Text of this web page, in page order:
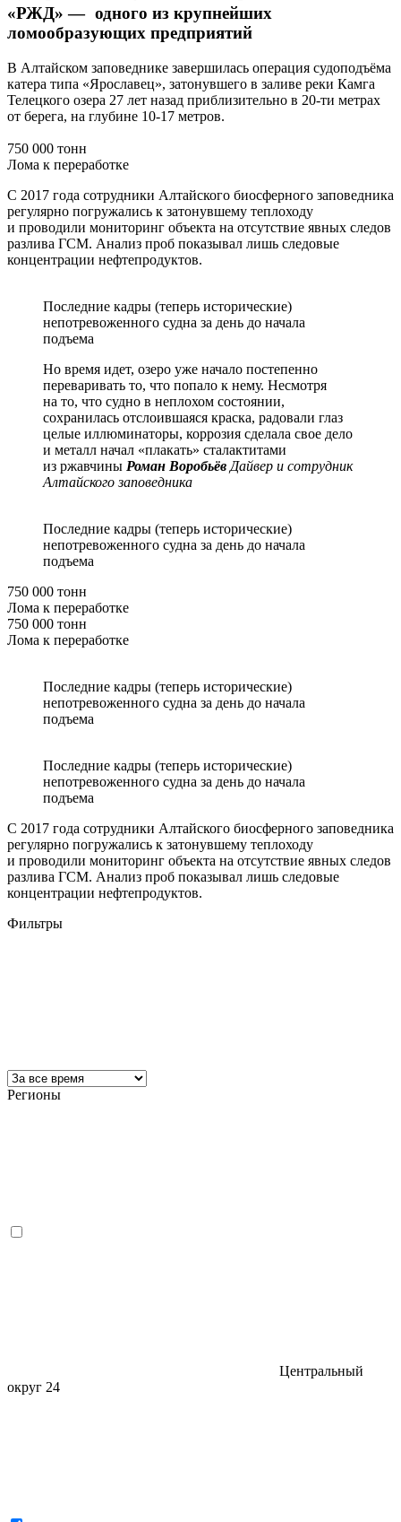
«РЖД» — одного из крупнейших
ломообразующих предприятий
В Алтайском заповеднике завершилась операция судоподъёма
катера типа «Ярославец», затонувшего в заливе реки Камга
Телецкого озера 27 лет назад приблизительно в 20-ти метрах
от берега, на глубине 10-17 метров.
750 000 тонн
Лома к переработке
С 2017 года сотрудники Алтайского биосферного заповедника
регулярно погружались к затонувшему теплоходу
и проводили мониторинг объекта на отсутствие явных следов
разлива ГСМ. Анализ проб показывал лишь следовые
концентрации нефтепродуктов.
Последние кадры (теперь исторические)
непотревоженного судна за день до начала
подъема
Но время идет, озеро уже начало постепенно
переваривать то, что попало к нему. Несмотря
на то, что судно в неплохом состоянии,
сохранилась отслоившаяся краска, радовали глаз
целые иллюминаторы, коррозия сделала свое дело
и металл начал «плакать» сталактитами
из ржавчины Роман Воробьёв Дайвер и сотрудник
Алтайского заповедника
Последние кадры (теперь исторические)
непотревоженного судна за день до начала
подъема
750 000 тонн
Лома к переработке
750 000 тонн
Лома к переработке
Последние кадры (теперь исторические)
непотревоженного судна за день до начала
подъема
Последние кадры (теперь исторические)
непотревоженного судна за день до начала
подъема
С 2017 года сотрудники Алтайского биосферного заповедника
регулярно погружались к затонувшему теплоходу
и проводили мониторинг объекта на отсутствие явных следов
разлива ГСМ. Анализ проб показывал лишь следовые
концентрации нефтепродуктов.
Фильтры
Регионы
Центральный
округ 24